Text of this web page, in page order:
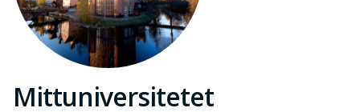
Mittuniversitetet